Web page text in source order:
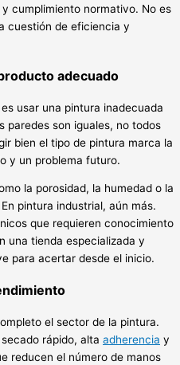
cumplimiento normativo. No es
cuestión de eficiencia y
adecuado
usar una pintura inadecuada
paredes son iguales, no todos
bien el tipo de pintura marca la
y un problema futuro.
la porosidad, la humedad o la
pintura industrial, aún más.
que requieren conocimiento
una tienda especializada y
para acertar desde el inicio.
el sector de la pintura.
rápido, alta adherencia y
reducen el número de manos